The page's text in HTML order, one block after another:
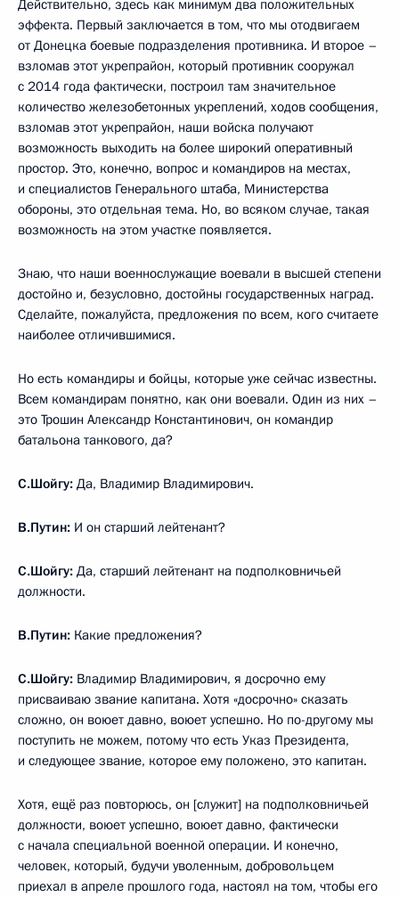
Действительно, здесь как минимум два положительных
эффекта. Первый заключается в том, что мы отодвигаем
от Донецка боевые подразделения противника. И второе –
взломав этот укрепрайон, который противник сооружал
с 2014 года фактически, построил там значительное
количество железобетонных укреплений, ходов сообщения,
взломав этот укрепрайон, наши войска получают
возможность выходить на более широкий оперативный
простор. Это, конечно, вопрос и командиров на местах,
и специалистов Генерального штаба, Министерства
обороны, это отдельная тема. Но, во всяком случае, такая
возможность на этом участке появляется.
Знаю, что наши военнослужащие воевали в высшей степени
достойно и, безусловно, достойны государственных наград.
Сделайте, пожалуйста, предложения по всем, кого считаете
наиболее отличившимися.
Но есть командиры и бойцы, которые уже сейчас известны.
Всем командирам понятно, как они воевали. Один из них –
это Трошин Александр Константинович, он командир
батальона танкового, да?
С.Шойгу: Да, Владимир Владимирович.
В.Путин: И он старший лейтенант?
С.Шойгу: Да, старший лейтенант на подполковничьей
должности.
В.Путин: Какие предложения?
С.Шойгу: Владимир Владимирович, я досрочно ему
присваиваю звание капитана. Хотя «досрочно» сказать
сложно, он воюет давно, воюет успешно. Но по-другому мы
поступить не можем, потому что есть Указ Президента,
и следующее звание, которое ему положено, это капитан.
Хотя, ещё раз повторюсь, он [служит] на подполковничьей
должности, воюет успешно, воюет давно, фактически
с начала специальной военной операции. И конечно,
человек, который, будучи уволенным, добровольцем
приехал в апреле прошлого года, настоял на том, чтобы его